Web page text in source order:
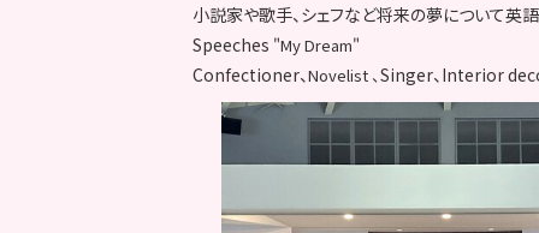
小説家や歌手、シェフなど将来の夢について英語
Speeches "My Dream"
Confectioner、Novelist 、Singer、Interior